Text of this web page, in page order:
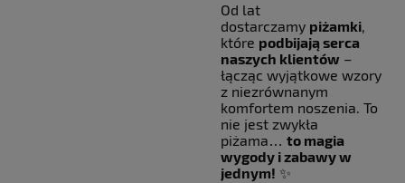
Od lat
dostarczamy piżamki,
które podbijają serca
naszych klientów –
łącząc wyjątkowe wzory
z niezrównanym
komfortem noszenia. To
nie jest zwykła
piżama… to magia
wygody i zabawy w
jednym! ✨